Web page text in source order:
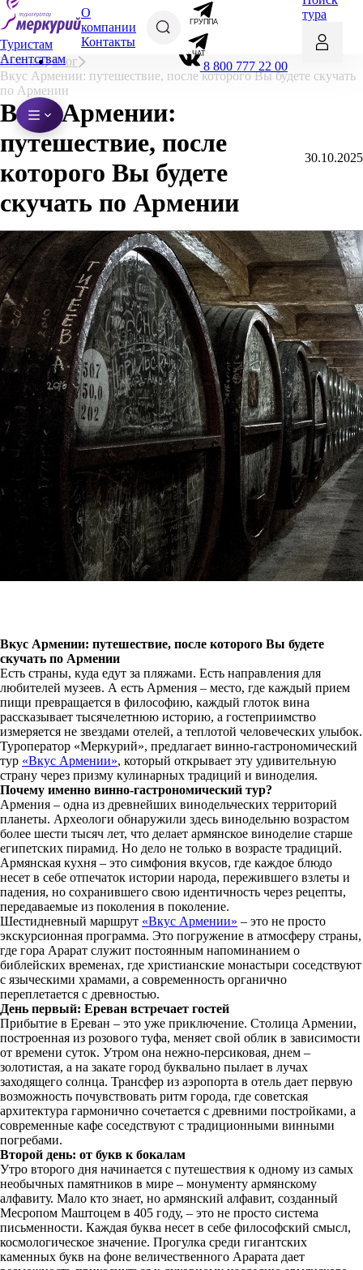
Туристам
Агентствам
О
компании
Контакты
ГРУППА
ЧАТ
8 800 777 22 00
тура
Главная Блог
Вкус Армении: путешествие, после которого Вы будете скучать
по Армении
Вкус Армении:
путешествие, после
которого Вы будете
скучать по Армении
30.10.2025
Вкус Армении: путешествие, после которого Вы будете
скучать по Армении
Есть страны, куда едут за пляжами. Есть направления для
любителей музеев. А есть Армения – место, где каждый прием
пищи превращается в философию, каждый глоток вина
рассказывает тысячелетнюю историю, а гостеприимство
измеряется не звездами отелей, а теплотой человеческих улыбок.
Туроператор «Меркурий», предлагает винно-гастрономический
тур «Вкус Армении», который открывает эту удивительную
страну через призму кулинарных традиций и виноделия.
Почему именно винно-гастрономический тур?
Армения – одна из древнейших винодельческих территорий
планеты. Археологи обнаружили здесь винодельню возрастом
более шести тысяч лет, что делает армянское виноделие старше
египетских пирамид. Но дело не только в возрасте традиций.
Армянская кухня – это симфония вкусов, где каждое блюдо
несет в себе отпечаток истории народа, пережившего взлеты и
падения, но сохранившего свою идентичность через рецепты,
передаваемые из поколения в поколение.
Шестидневный маршрут «Вкус Армении» – это не просто
экскурсионная программа. Это погружение в атмосферу страны,
где гора Арарат служит постоянным напоминанием о
библейских временах, где христианские монастыри соседствуют
с языческими храмами, а современность органично
переплетается с древностью.
День первый: Ереван встречает гостей
Прибытие в Ереван – это уже приключение. Столица Армении,
построенная из розового туфа, меняет свой облик в зависимости
от времени суток. Утром она нежно-персиковая, днем –
золотистая, а на закате город буквально пылает в лучах
заходящего солнца. Трансфер из аэропорта в отель дает первую
возможность почувствовать ритм города, где советская
архитектура гармонично сочетается с древними постройками, а
современные кафе соседствуют с традиционными винными
погребами.
Второй день: от букв к бокалам
Утро второго дня начинается с путешествия к одному из самых
необычных памятников в мире – монументу армянскому
алфавиту. Мало кто знает, но армянский алфавит, созданный
Месропом Маштоцем в 405 году, – это не просто система
письменности. Каждая буква несет в себе философский смысл,
космологическое значение. Прогулка среди гигантских
каменных букв на фоне величественного Арарата дает